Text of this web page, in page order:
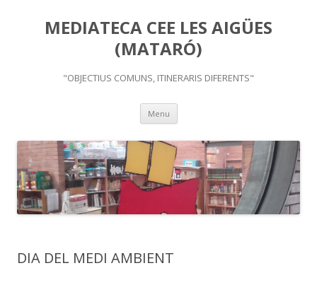
MEDIATECA CEE LES AIGÜES
(MATARÓ)
"OBJECTIUS COMUNS, ITINERARIS DIFERENTS"
Menu Skip
content
DIA DEL MEDI AMBIENT